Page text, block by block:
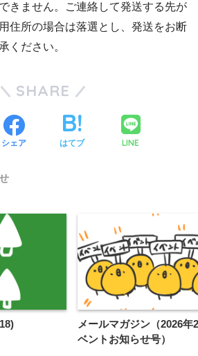
きません。ご連絡して発送する先が
住所の場合は落選とし、発送をお断
ください。
SHARE
シェア はてブ LINE
メールマガジン（2026年
ベントお知らせ号）